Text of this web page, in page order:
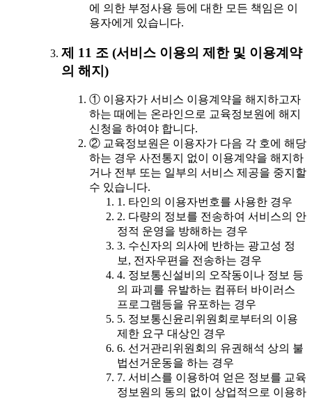
에 의한 부정사용 등에 대한 모든 책임은 이
용자에게 있습니다.
제 11 조 (서비스 이용의 제한 및 이용계약
의 해지)
① 이용자가 서비스 이용계약을 해지하고자
하는 때에는 온라인으로 교육정보원에 해지
신청을 하여야 합니다.
② 교육정보원은 이용자가 다음 각 호에 해당
하는 경우 사전통지 없이 이용계약을 해지하
거나 전부 또는 일부의 서비스 제공을 중지할
수 있습니다.
1. 타인의 이용자번호를 사용한 경우
2. 다량의 정보를 전송하여 서비스의 안
정적 운영을 방해하는 경우
3. 수신자의 의사에 반하는 광고성 정
보, 전자우편을 전송하는 경우
4. 정보통신설비의 오작동이나 정보 등
의 파괴를 유발하는 컴퓨터 바이러스
프로그램등을 유포하는 경우
5. 정보통신윤리위원회로부터의 이용
제한 요구 대상인 경우
6. 선거관리위원회의 유권해석 상의 불
법선거운동을 하는 경우
7. 서비스를 이용하여 얻은 정보를 교육
정보원의 동의 없이 상업적으로 이용하